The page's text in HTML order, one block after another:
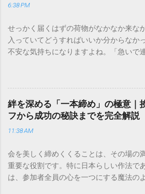
6:38 PM
せっかく届くはずの荷物がなかなか来な
入っていてどうすればいいか分からなか
不安な気持ちになりますよね。「急いで
きできる？」といった疑問を抱える方も
通運は企業間物流のイメージが強いかも
向けの宅配サービスも非常に充実してい
目的に合わせた適切な連絡先を選ぶこと
は、荷物の追跡確認から営業所への電話
手順まで、初めての方でも迷わずに解決
本全国に広範なネットワークを持つ大手
重量物や大型の荷物、そして企業間の輸
実績を誇ります。 個人で利用する場合、
絆を深める「一本締め」の極意｜
フから成功の秘訣までを完全解説
11:38 AM
会を美しく締めくくることは、その場の
重要な役割です。特に日本らしい作法で
は、参加者全員の心を一つにする魔法の